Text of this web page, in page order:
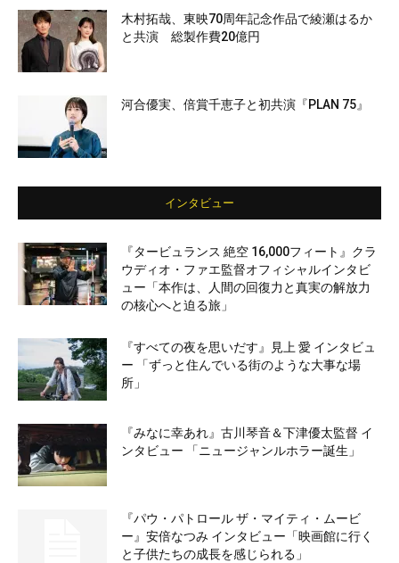
木村拓哉、東映70周年記念作品で綾瀬はるか
と共演 総製作費20億円
河合優実、倍賞千恵子と初共演『PLAN 75』
インタビュー
『タービュランス 絶空 16,000フィート』クラ
ウディオ・ファエ監督オフィシャルインタビ
ュー「本作は、人間の回復力と真実の解放力
の核心へと迫る旅」
『すべての夜を思いだす』見上 愛 インタビュ
ー 「ずっと住んでいる街のような大事な場
所」
『みなに幸あれ』古川琴音＆下津優太監督 イ
ンタビュー 「ニュージャンルホラー誕生」
『パウ・パトロール ザ・マイティ・ムービ
ー』安倍なつみ インタビュー「映画館に行く
と子供たちの成長を感じられる」